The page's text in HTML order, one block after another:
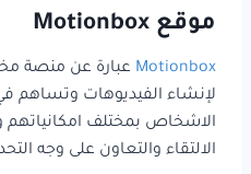
موقع Motionbox
Motionbox عبارة عن منصة
لإنشاء الفيديوهات وتساهم
الاشخاص بمختلف امكانياتهم
الالتقاء والتعاون على وجه